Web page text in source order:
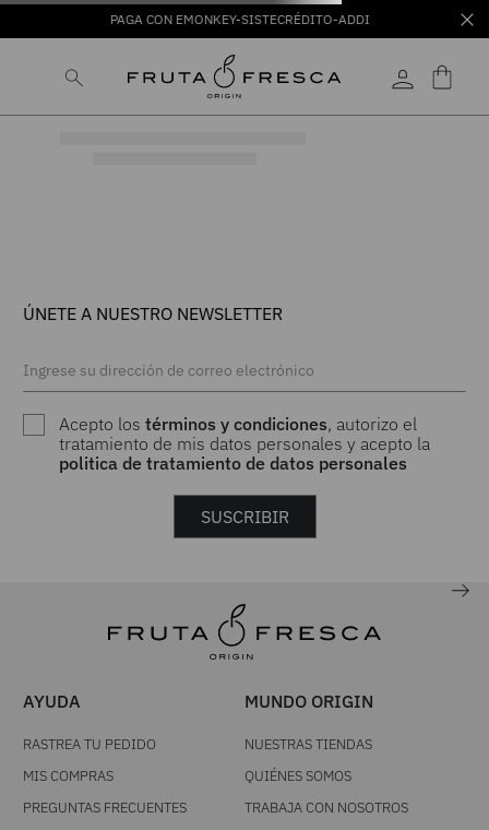
PAGA CON EMONKEY-SISTECRÉDITO-ADDI
ÚNETE A NUESTRO NEWSLETTER
Acepto lostérminos y condiciones, autorizo el
tratamiento de mis datos personales y acepto la
politica de tratamiento de datos personales
SUSCRIBIR
AYUDA
RASTREA TU PEDIDO
MIS COMPRAS
PREGUNTAS FRECUENTES
MUNDO ORIGIN
NUESTRAS TIENDAS
QUIÉNES SOMOS
TRABAJA CON NOSOTROS